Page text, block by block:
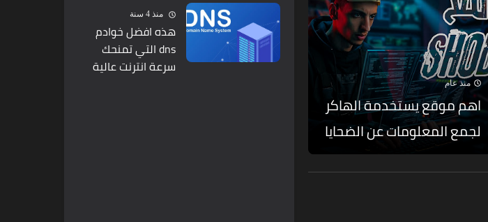
منذ عام
اهم موقع يستخدمة الهاكر
لجمع المعلومات عن الضحايا
منذ 4 سنة
هذه افضل خوادم
dns التي تمنحك
سرعة انترنت عالية